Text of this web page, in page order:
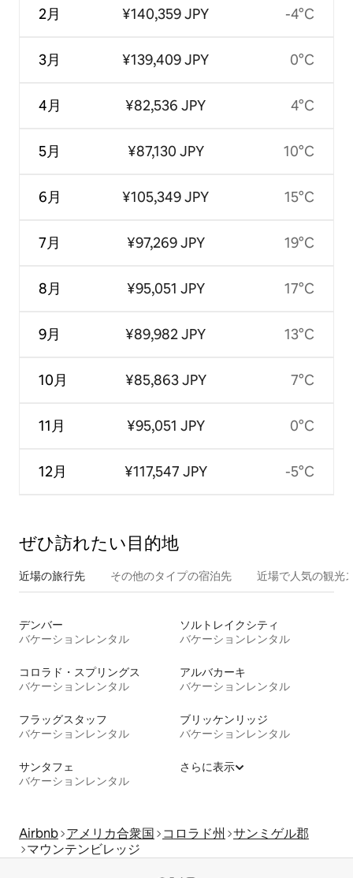
2月
3月
4月
5月
6月
7月
8月
9月
10月
11月
12月
¥140,359 JPY
¥139,409 JPY
¥82,536 JPY
¥87,130 JPY
¥105,349 JPY
¥97,269 JPY
¥95,051 JPY
¥89,982 JPY
¥85,863 JPY
¥95,051 JPY
¥117,547 JPY
-4°C
0°C
4°C
10°C
15°C
19°C
17°C
13°C
7°C
0°C
-5°C
ぜひ訪⁠れ⁠た⁠い目⁠的⁠地
近場の旅行先 その他のタ⁠イ⁠プ⁠の宿⁠泊⁠先 近場で人気の観光
デンバー
バケーションレンタル
ソルトレイクシティ
バケーションレンタル
コロラド・スプリングス
バケーションレンタル
アルバカーキ
バケーションレンタル
フラッグスタッフ
バケーションレンタル
ブリッケンリッジ
バケーションレンタル
サンタフェ
バケーションレンタル
さらに表示
Airbnb アメリカ合衆国 コロラド州
サンミゲル郡
マウンテンビレッジ